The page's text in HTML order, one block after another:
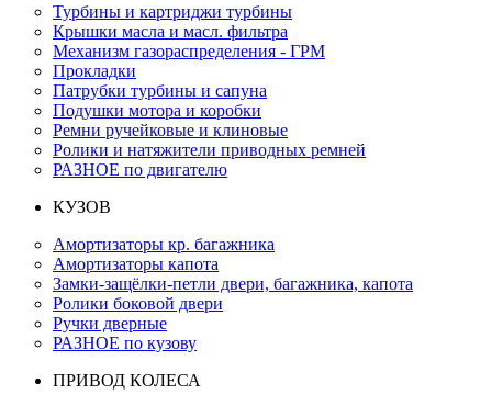
Турбины и картриджи турбины
Крышки масла и масл. фильтра
Механизм газораспределения - ГРМ
Прокладки
Патрубки турбины и сапуна
Подушки мотора и коробки
Ремни ручейковые и клиновые
Ролики и натяжители приводных ремней
РАЗНОЕ по двигателю
КУЗОВ
Амортизаторы кр. багажника
Амортизаторы капота
Замки-защёлки-петли двери, багажника, капота
Ролики боковой двери
Ручки дверные
РАЗНОЕ по кузову
ПРИВОД КОЛЕСА